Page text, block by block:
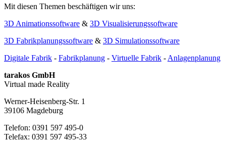
Mit diesen Themen beschäftigen wir uns:
3D Animationssoftware & 3D Visualisierungssoftware
3D Fabrikplanungssoftware & 3D Simulationssoftware
Digitale Fabrik - Fabrikplanung - Virtuelle Fabrik - Anlagenplanung
tarakos GmbH
Virtual made Reality
Werner-Heisenberg-Str. 1
39106 Magdeburg
Telefon: 0391 597 495-0
Telefax: 0391 597 495-33